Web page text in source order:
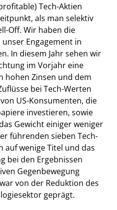
Tech-Aktien
als man selektiv
Off. Wir haben die
Engagement in
In diesem Jahr sehen wir
im Vorjahr eine
hohen Zinsen und dem
bei Tech-Werten
US-Konsumenten, die
investieren, sowie
Gewicht einiger weniger
führenden sieben Tech-
auf wenige Titel und das
bei den Ergebnissen
Gegenbewegung
von der Reduktion des
geprägt.